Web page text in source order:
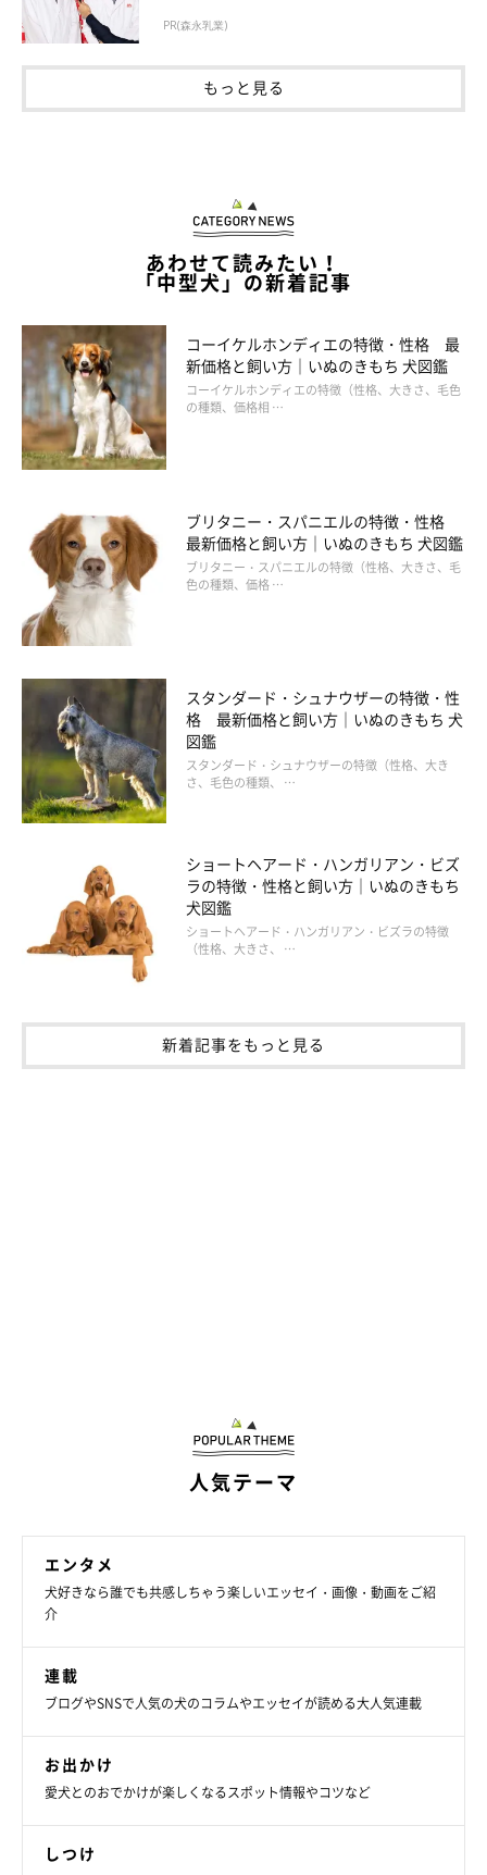
PR(森永乳業)
もっと見る
あわせて読みたい！
「中型犬」の新着記事
コーイケルホンディエの特徴・性格 最
新価格と飼い方｜いぬのきもち 犬図鑑
コーイケルホンディエの特徴（性格、大きさ、毛色
の種類、価格相 …
ブリタニー・スパニエルの特徴・性格
最新価格と飼い方｜いぬのきもち 犬図鑑
ブリタニー・スパニエルの特徴（性格、大きさ、毛
色の種類、価格 …
スタンダード・シュナウザーの特徴・性
格 最新価格と飼い方｜いぬのきもち 犬
図鑑
スタンダード・シュナウザーの特徴（性格、大き
さ、毛色の種類、 …
ショートヘアード・ハンガリアン・ビズ
ラの特徴・性格と飼い方｜いぬのきもち
犬図鑑
ショートヘアード・ハンガリアン・ビズラの特徴
（性格、大きさ、 …
新着記事をもっと見る
人気テーマ
エンタメ
犬好きなら誰でも共感しちゃう楽しいエッセイ・画像・動画をご紹
介
連載
ブログやSNSで人気の犬のコラムやエッセイが読める大人気連載
お出かけ
愛犬とのおでかけが楽しくなるスポット情報やコツなど
しつけ